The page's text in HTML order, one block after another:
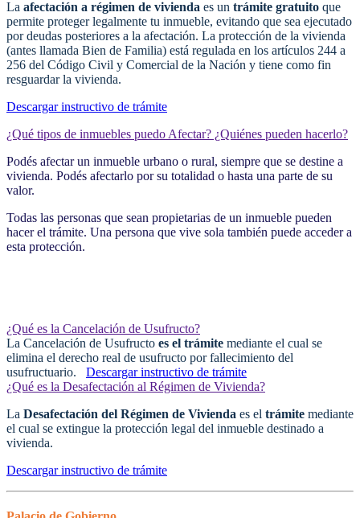
La afectación a régimen de vivienda es un trámite gratuito que
permite protegerlegalmente tu inmueble, evitando que sea ejecutado
por deudas posteriores a la afectación. La protección de la vivienda
(antes llamada Bien de Familia) está regulada en los artículos 244 a
256 del Código Civil y Comercial de la Nación y tiene como fin
resguardar la vivienda.
Descargar instructivo de trámite
¿Qué tipos de inmuebles puedo Afectar? ¿Quiénes pueden hacerlo?
Podés afectar un inmueble urbano o rural, siempre que se destine a
vivienda. Podés afectarlo por su totalidad o hasta una parte de su
valor.
Todas las personas que sean propietarias de un inmueble pueden
hacer el trámite. Una persona que vive sola también puede acceder a
esta protección.
¿Qué es la Cancelación de Usufructo?
La Cancelación de Usufructo es el trámite mediante el cual se
elimina el derecho real de usufructo por fallecimiento del
usufructuario.
Descargar instructivo de trámite
¿Qué es la Desafectación al Régimen de Vivienda?
La Desafectación del Régimen de Vivienda es el trámite mediante
el cual se extingue la protección legal del inmueble destinado a
vivienda.
Descargar instructivo de trámite